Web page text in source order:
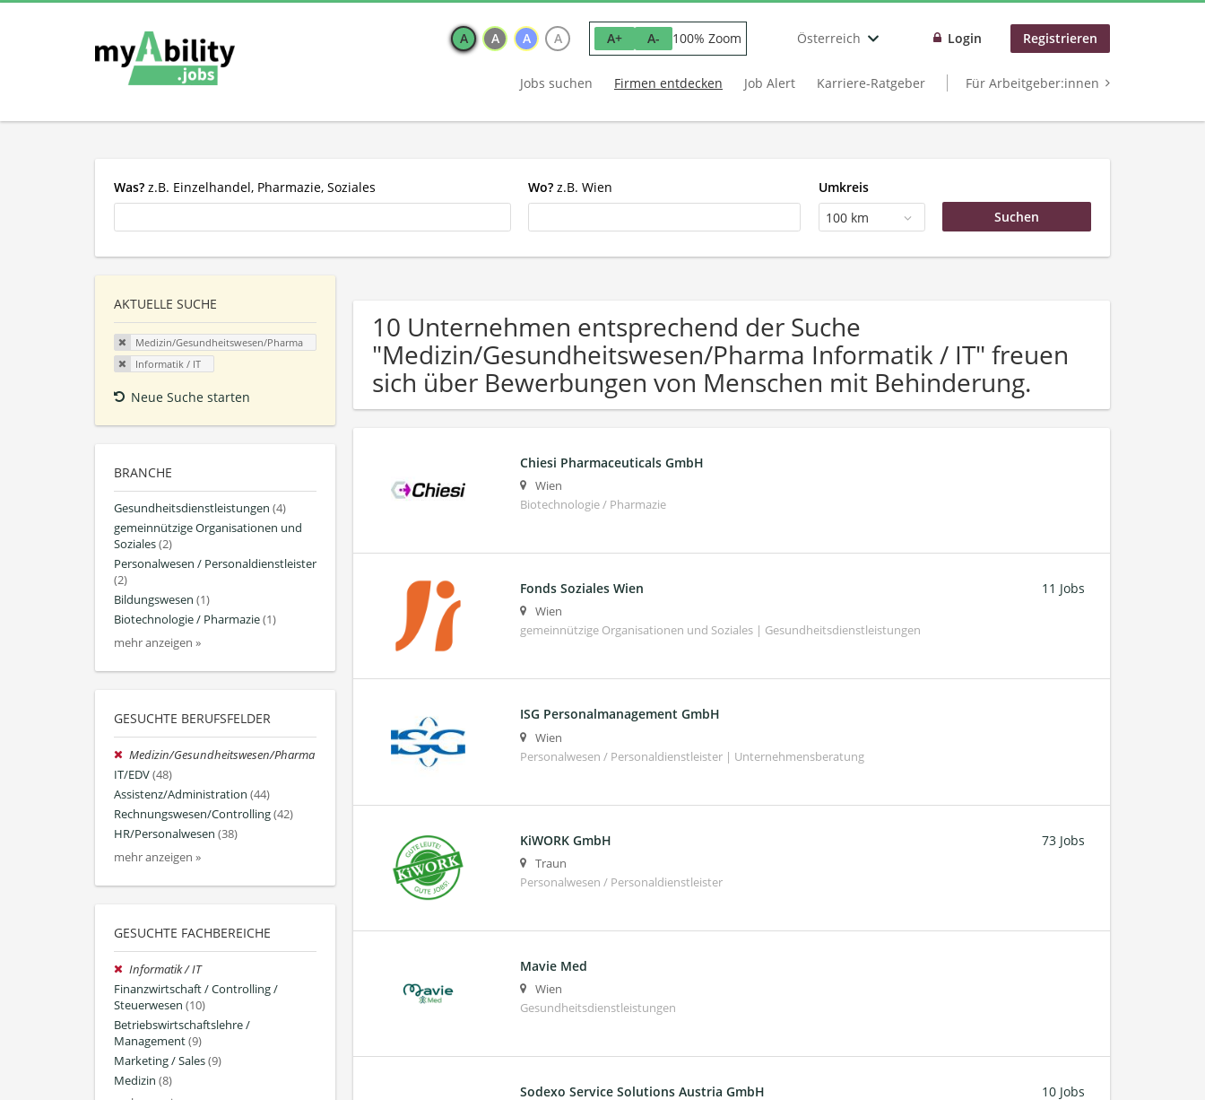
A A A A A+ A- 100% Zoom Österreich Login Registrieren
Jobs suchen Firmen entdecken Job Alert Karriere-Ratgeber Für Arbeitgeber:innen
Was? z.B. Einzelhandel, Pharmazie, Soziales Wo? z.B. Wien
Umkreis
100 km
AKTUELLE SUCHE
Medizin/Gesundheitswesen/Pharma
Informatik / IT
Neue Suche starten
BRANCHE
Gesundheitsdienstleistungen (4)
gemeinnützige Organisationen und
Soziales(2)
Personalwesen / Personaldienstleister
(2)
Bildungswesen (1)
Biotechnologie / Pharmazie(1)
mehr anzeigen »
GESUCHTE BERUFSFELDER
Medizin/Gesundheitswesen/Pharma
IT/EDV(48)
Assistenz/Administration (44)
Rechnungswesen/Controlling(42)
HR/Personalwesen (38)
mehr anzeigen »
GESUCHTE FACHBEREICHE
Informatik / IT
Finanzwirtschaft / Controlling /
Steuerwesen (10)
Betriebswirtschaftslehre /
Management(9)
Marketing / Sales(9)
Medizin (8)
10 Unternehmen entsprechend der Suche
"Medizin/Gesundheitswesen/Pharma Informatik / IT" freuen
sich über Bewerbungen von Menschen mit Behinderung.
Chiesi Pharmaceuticals GmbH
Wien
Biotechnologie / Pharmazie
Fonds Soziales Wien
Wien
gemeinnützige Organisationen und Soziales | Gesundheitsdienstleistungen
11 Jobs
ISG Personalmanagement GmbH
Wien
Personalwesen / Personaldienstleister | Unternehmensberatung
KiWORK GmbH
Traun
Personalwesen / Personaldienstleister
73 Jobs
Mavie Med
Wien
Gesundheitsdienstleistungen
Sodexo Service Solutions Austria GmbH 10 Jobs